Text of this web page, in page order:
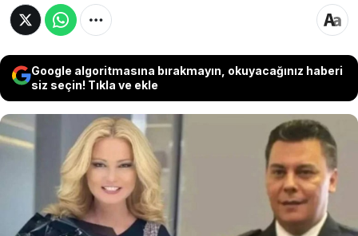
Google algoritmasına bırakmayın, okuyacağınız haberi
siz seçin! Tıkla ve ekle
İstanbul Emniyet Müdürlüğü’nde yapılan
yeni atamalar kapsamında televizyoncu
Müge Anlı’nın eşi Şinasi Yüzbaşıoğlu’nun